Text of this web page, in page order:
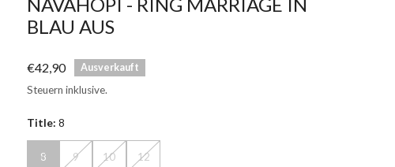
BLAU AUS
Regulärer
Preis
€42,90 Ausverkauft
Steuern inklusive.
Title: 8
8 9 10 12